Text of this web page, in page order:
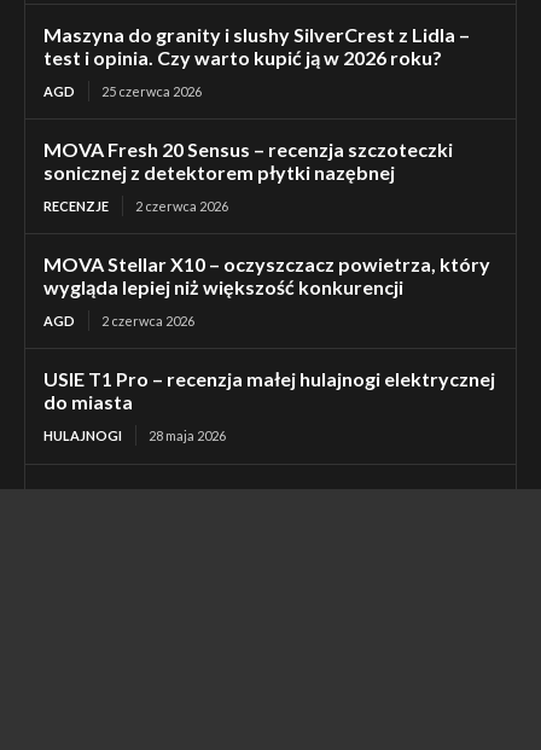
Maszyna do granity i slushy SilverCrest z Lidla –
test i opinia. Czy warto kupić ją w 2026 roku?
AGD 25 czerwca 2026
MOVA Fresh 20 Sensus – recenzja szczoteczki
sonicznej z detektorem płytki nazębnej
RECENZJE 2 czerwca 2026
MOVA Stellar X10 – oczyszczacz powietrza, który
wygląda lepiej niż większość konkurencji
AGD 2 czerwca 2026
USIE T1 Pro – recenzja małej hulajnogi elektrycznej
do miasta
HULAJNOGI 28 maja 2026